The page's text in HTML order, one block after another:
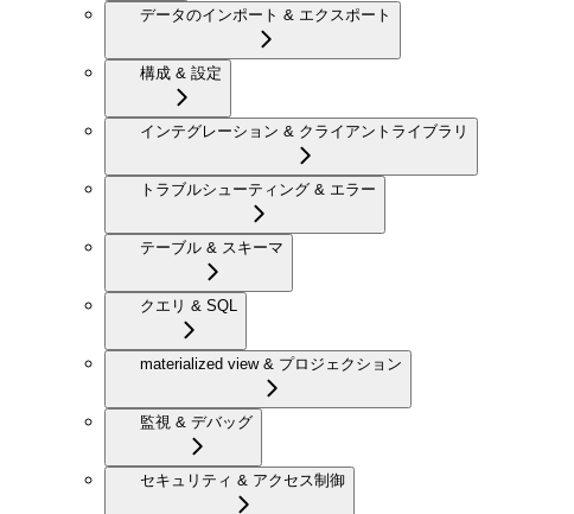
データのインポート & エクスポート
構成 & 設定
インテグレーション & クライアントライブラリ
トラブルシューティング & エラー
テーブル & スキーマ
クエリ & SQL
materialized view & プロジェクション
監視 & デバッグ
セキュリティ & アクセス制御